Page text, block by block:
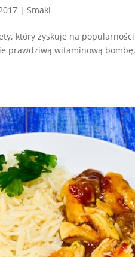
|Smaki
który zyskuje na
prawdziwą witaminową